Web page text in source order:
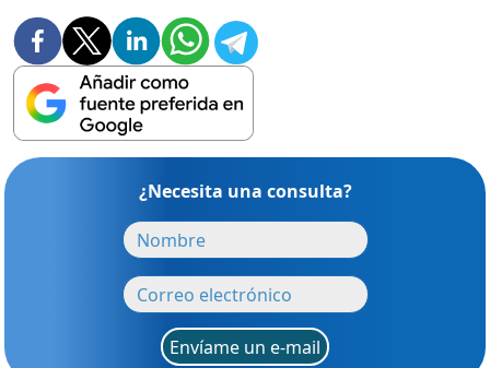
¿Necesita una consulta?
Envíame un e-mail